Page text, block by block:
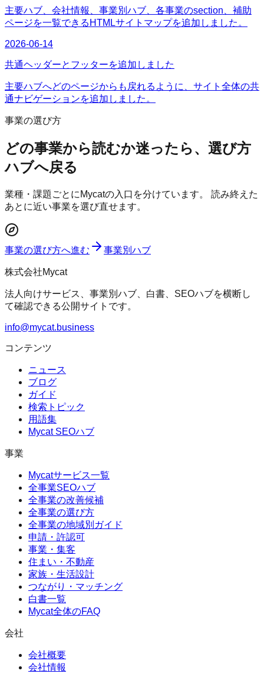
主要ハブ、会社情報、事業別ハブ、各事業のsection、補助
ページを一覧できるHTMLサイトマップを追加しました。
2026-06-14
共通ヘッダーとフッターを追加しました
主要ハブへどのページからも戻れるように、サイト全体の共
通ナビゲーションを追加しました。
事業の選び方
どの事業から読むか迷ったら、選び方
ハブへ戻る
業種・課題ごとにMycatの入口を分けています。 読み終えた
あとに近い事業を選び直せます。
事業の選び方へ進む 事業別ハブ
株式会社Mycat
法人向けサービス、事業別ハブ、白書、SEOハブを横断し
て確認できる公開サイトです。
info@mycat.business
コンテンツ
ニュース
ブログ
ガイド
検索トピック
用語集
Mycat SEOハブ
事業
Mycatサービス一覧
全事業SEOハブ
全事業の改善候補
全事業の選び方
全事業の地域別ガイド
申請・許認可
事業・集客
住まい・不動産
家族・生活設計
つながり・マッチング
白書一覧
Mycat全体のFAQ
会社
会社概要
会社情報